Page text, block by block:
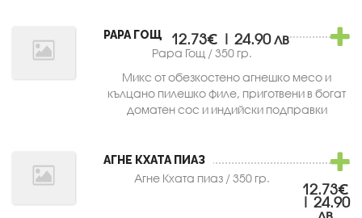
РАРА ГОЩ
Рара Гощ / 350 гр.
12.73€ | 24.90 лв
Микс от обезкостено агнешко месо и
кълцано пилешко филе, приготвени в богат
доматен сос и индийски подправки
АГНЕ КХАТА ПИАЗ
Агне Кхата пиаз / 350 гр.
12.73€
| 24.90